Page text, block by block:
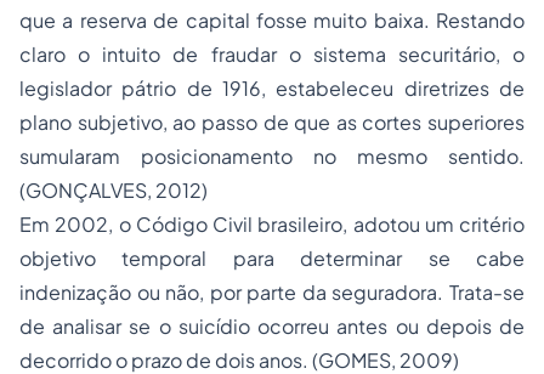
que a reserva de capital fosse muito baixa. Restando
claro o intuito de fraudar o sistema securitário, o
legislador pátrio de 1916, estabeleceu diretrizes de
plano subjetivo, ao passo de que as cortes superiores
sumularam posicionamento no mesmo sentido.
(GONÇALVES, 2012)
Em 2002, o Código Civil brasileiro, adotou um critério
objetivo temporal para determinar se cabe
indenização ou não, por parte da seguradora. Trata-se
de analisar se o suicídio ocorreu antes ou depois de
decorrido o prazo de dois anos. (GOMES, 2009)